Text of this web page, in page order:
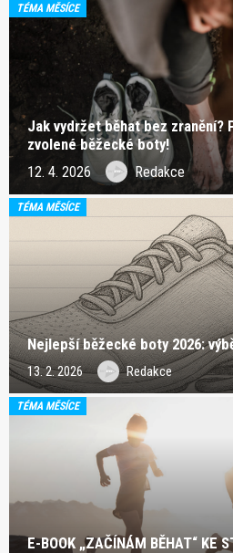
TÉMA MĚSÍCE
Jak vydržet běhat bez zranění?
zvolené běžecké boty!
12. 4. 2026 Redakce
TÉMA MĚSÍCE
Nejlepší běžecké boty 2026:
13. 2. 2026 Redakce
TÉMA MĚSÍCE
E-BOOK „ZAČÍNÁM BĚHAT“ KE